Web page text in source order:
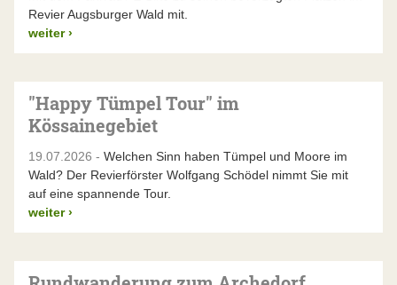
Revier Augsburger Wald mit.
weiter ›
"Happy Tümpel Tour" im
Kössainegebiet
19.07.2026 - Welchen Sinn haben Tümpel und Moore im
Wald? Der Revierförster Wolfgang Schödel nimmt Sie mit
auf eine spannende Tour.
weiter ›